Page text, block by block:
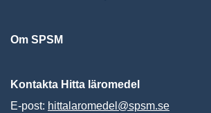
Om SPSM
Kontakta Hitta läromedel
E-post: hittalaromedel@spsm.se